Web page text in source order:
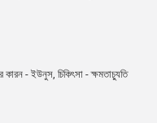
কারন - ইউনুস, চিকিৎসা - ক্ষমতাচ্যুতি